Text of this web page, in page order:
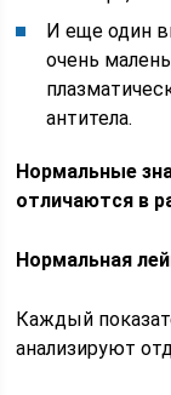
И еще один
очень
антитела.
Нормальные
отличаются в
Нормальная
Каждый
анализируют